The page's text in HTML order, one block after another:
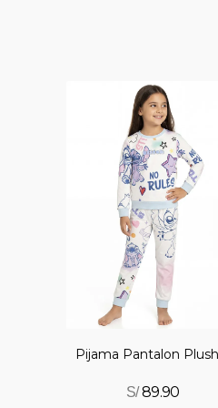
Pijama Pantalon
S/89.90